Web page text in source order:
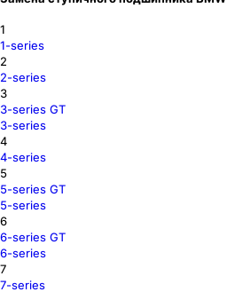
1
1-series
2
2-series
3
3-series GT
3-series
4
4-series
5
5-series GT
5-series
6
6-series GT
6-series
7
7-series